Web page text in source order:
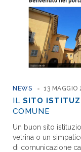
NEWS 13 MAGGIO
IL SITO
COMUNE
Un buon sito
vetrina o un
di comunicazione